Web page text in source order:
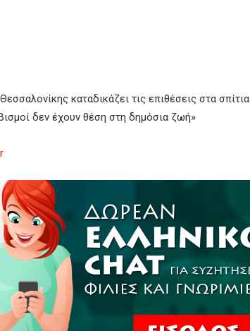
καταδικάζει τις επιθέσεις στα σπίτια
δεν έχουν θέση στη δημόσια ζωή»